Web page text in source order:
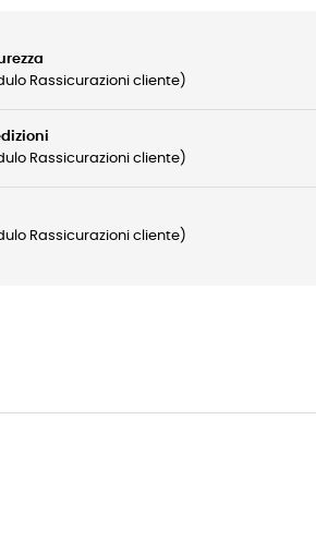
Rassicurazioni cliente)
Rassicurazioni cliente)
Rassicurazioni cliente)